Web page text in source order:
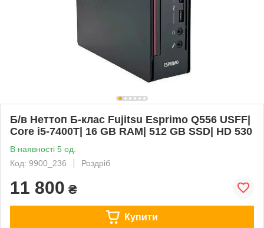
Б/в Неттоп Б-клас Fujitsu Esprimo Q556 USFF|
Core i5-7400T| 16 GB RAM| 512 GB SSD| HD 530
В наявності 5 од.
Код: 9900_236
Роздріб
11 800 ₴
Купити